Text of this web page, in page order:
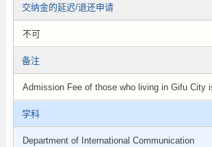
交纳金的延迟/退还申请
不可
备注
Admission Fee of those who living in Gifu City
学科
Department of International Communication